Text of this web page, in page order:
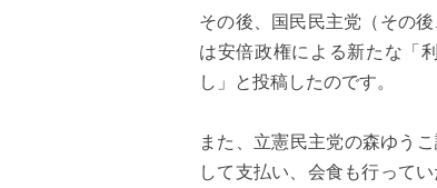
その後、国民民主党（その
は安倍政権による新たな「
し」と投稿したのです。
また、立憲民主党の森ゆう
して支払い、会食も行って